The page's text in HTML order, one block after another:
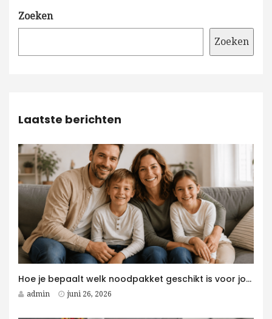
Zoeken
Zoeken
Laatste berichten
Hoe je bepaalt welk noodpakket geschikt is voor jouw gezin
admin juni 26, 2026